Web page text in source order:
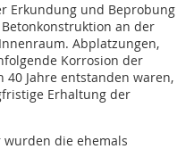
Erkundung und Beprobung
an der
Abplatzungen,
Korrosion der
Jahre entstanden waren,
Erhaltung der
wurden die ehemals